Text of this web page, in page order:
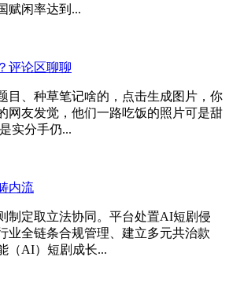
赋闲率达到...
评论区聊聊
目、种草笔记啥的，点击生成图片，你
网友发觉，他们一路吃饭的照片可是甜
实分手仍...
内流
制定取立法协同。平台处置AI短剧侵
业全链条合规管理、建立多元共治款
（AI）短剧成长...